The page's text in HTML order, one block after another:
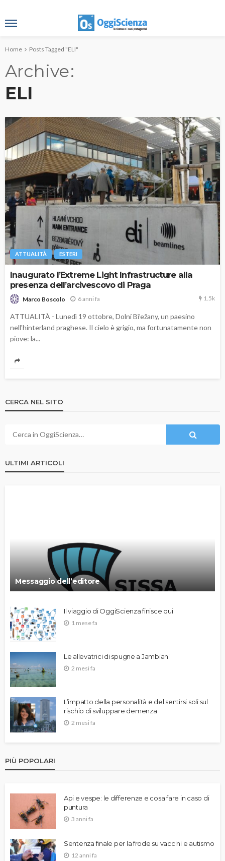
Home Posts Tagged "ELI"
Archive
ELI
ATTUALITÀ ESTERI
Inaugurato l’Extreme Light Infrastructure alla
presenza dell’arcivescovo di Praga
Marco Boscolo 6 anni fa 1.5k
ATTUALITÀ - Lunedì 19 ottobre, Dolní Břežany, un paesino
nell'hinterland praghese. Il cielo è grigio, ma fortunatamente non
piove: la...
CERCA NEL SITO
ULTIMI ARTICOLI
Messaggio dell’editore
Il viaggio di OggiScienza finisce qui
1 mese fa
Le allevatrici di spugne a Jambiani
2 mesi fa
L’impatto della personalità e del sentirsi soli sul
rischio di sviluppare demenza
2 mesi fa
PIÙ POPOLARI
Api e vespe: le differenze e cosa fare in caso di
puntura
3 anni fa
Sentenza finale per la frode su vaccini e autismo
12 anni fa